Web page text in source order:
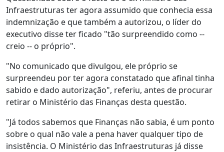
Infraestruturas ter agora assumido que conhecia essa
indemnização e que também a autorizou, o líder do
executivo disse ter ficado "tão surpreendido como --
creio -- o próprio".
"No comunicado que divulgou, ele próprio se
surpreendeu por ter agora constatado que afinal tinha
sabido e dado autorização", referiu, antes de procurar
retirar o Ministério das Finanças desta questão.
"Já todos sabemos que Finanças não sabia, é um ponto
sobre o qual não vale a pena haver qualquer tipo de
insistência. O Ministério das Infraestruturas já disse